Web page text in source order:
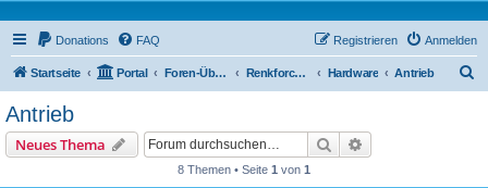
Donations FAQ Anmelden
Registrieren
Startseite Portal Foren-Übersicht Renkforce RF500 Forum Hardware Antrieb
Antrieb
Neues Thema Suche
8 Themen • Seite 1 von 1